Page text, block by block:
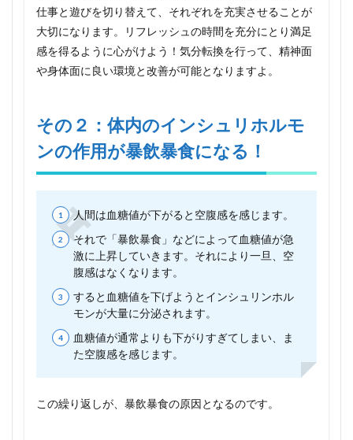
2.1
方法
その
た食
事
は、
暴食
なが
りま
す！
3.1
改善
方法
その
４：
養不
仕事と遊びを切り替えて、それぞれを充実させることが
大切になります。リフレッシュの時間を充分にとり満足
感を得るように心がけよう！気分転換を行って、精神面
や身体面に良い環境と改善が可能となりますよ。
その２：体内のインシュリホルモ
ンの作用が暴飲暴食になる！
人間は血糖値が下がると空腹感を感じます。
それで「暴飲暴食」などによって血糖値が急
激に上昇していきます。それにより一旦、空
腹感はなくなります。
すると血糖値を下げようとインシュリンホル
モンが大量に分泌されます。
血糖値が通常よりも下がりすぎてしまい、ま
た空腹感を感じます。
この繰り返しが、暴飲暴食の原因となるのです。